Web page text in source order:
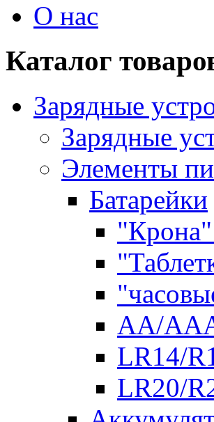
О нас
Каталог
Зарядные
Зарядные
Элементы
Батарейки
AA/
LR14/
LR20/